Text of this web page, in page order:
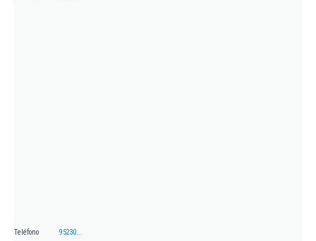
Teléfono 95230...